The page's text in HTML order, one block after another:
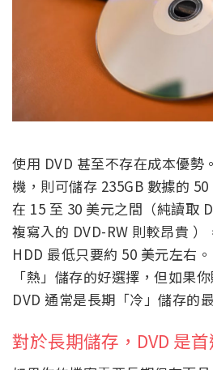
使用 DVD 甚至不存在成本優勢
機，則可儲存 235GB 數據的
在 15 至 30 美元之間（純讀取
複寫入的 DVD-RW 則較昂貴
HDD 最低只要約 50 美元左右
「熱」儲存的好選擇，但如果
DVD 通常是長期「冷」儲存的
對於長期儲存，DVD 是